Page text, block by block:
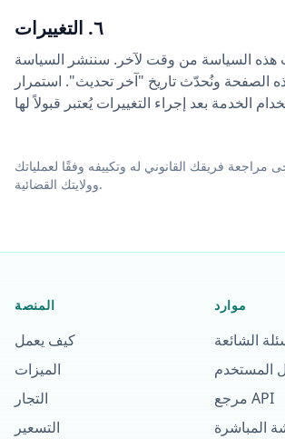
٦. التغييرات
هذه السياسة من وقت لآخر. سننشر السياسة
الصفحة ونُحدّث تاريخ "آخر تحديث". استمرار
مراجعة فريقك القانوني له وتكييفه وفقًا لعملياتك
وولايتك القضائية.
المنصة
كيف يعمل
الميزات
التجار
التسعير
موارد
الشائعة
المستخدم
مرجع API
المباشرة